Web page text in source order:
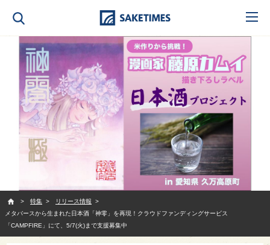
特集
リリース情報
メタバースから生まれた日本酒「神零」を再現！クラウドファンディングサービス
「CAMPFIRE」にて、5/7(火)まで支援募集中